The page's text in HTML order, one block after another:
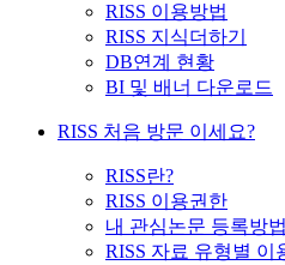
RISS 이용방법
RISS 지식더하기
DB연계 현황
BI 및 배너 다운로드
RISS 처음 방문 이세요?
RISS란?
RISS 이용권한
내 관심논문 등록방법
RISS 자료 유형별 이